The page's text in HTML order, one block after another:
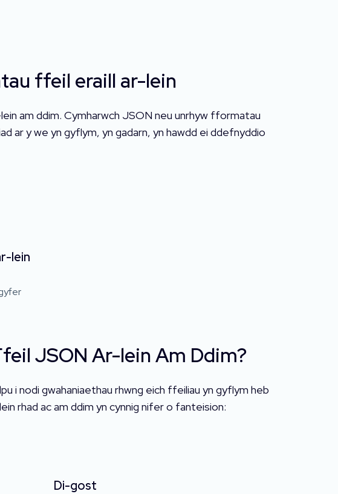
ffeil eraill ar-lein
am ddim. Cymharwch JSON neu unrhyw fformatau
ar y we yn gyflym, yn gadarn, yn hawdd ei ddefnyddio
lein
JSON Ar-lein Am Ddim?
i nodi gwahaniaethau rhwng eich ffeiliau yn gyflym heb
rhad ac am ddim yn cynnig nifer o fanteision:
Di-gost